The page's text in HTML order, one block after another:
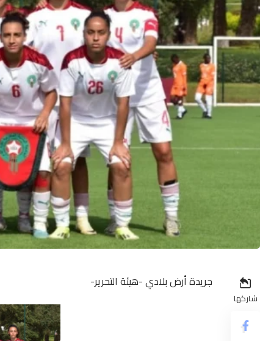
شاركها
جريدة أرض بلادي -هيئة التحرير-